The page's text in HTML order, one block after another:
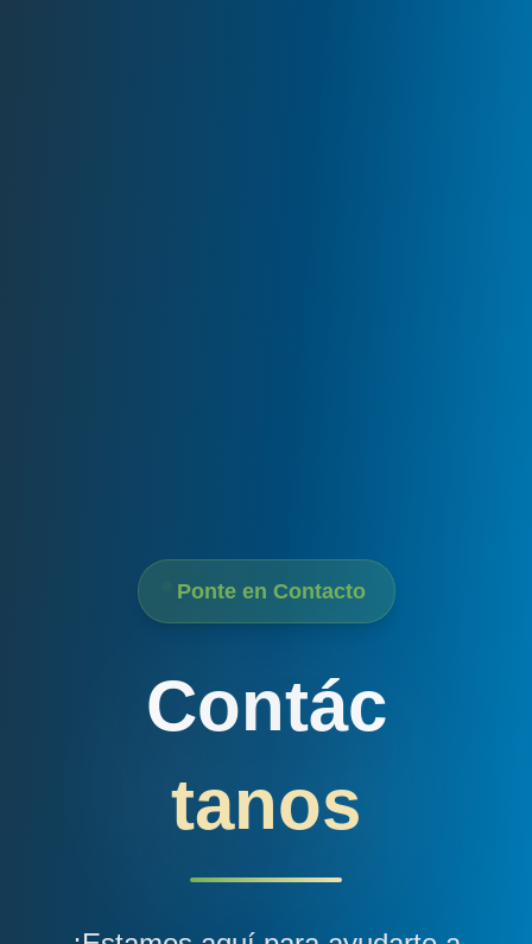
Ponte en Contacto
Contác
tanos